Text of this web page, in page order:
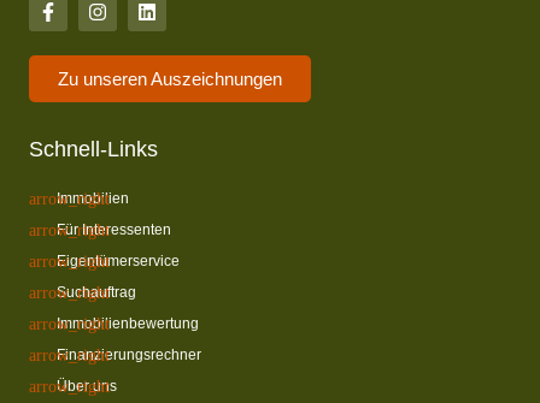
Zu unseren Auszeichnungen
Schnell-Links
Immobilien
Für Interessenten
Eigentümerservice
Suchauftrag
Immobilienbewertung
Finanzierungsrechner
Über uns